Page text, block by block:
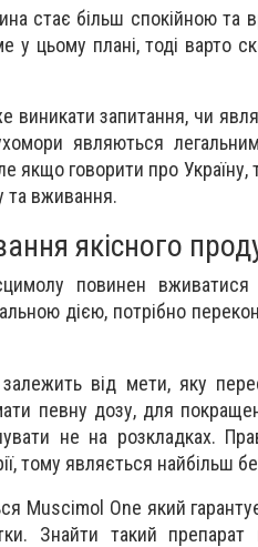
стає більш спокійною та
у цьому плані, тоді варто
виникати запитання, чи
являються
якщо говорити про
та вживання.
якісного
повинен
дією, потрібно
від мети, яку
певну дозу, для
не на розкладках.
тому являється найбільш
Muscimol One який
Знайти такий